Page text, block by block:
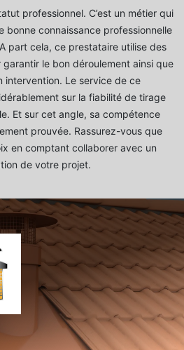
professionnel. C’est un métier qui
bonne connaissance professionnelle
part cela, ce prestataire utilise des
le bon déroulement ainsi que
intervention. Le service de ce
sur la fiabilité de tirage
Et sur cet angle, sa compétence
prouvée. Rassurez-vous que
en comptant collaborer avec un
de votre projet.